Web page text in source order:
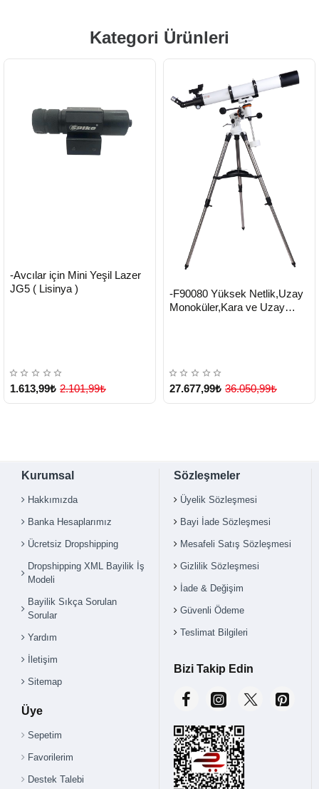
Kategori Ürünleri
TESLİMAT
-Avcılar için Mini Yeşil Lazer
JG5 ( Lisinya )
1.613,99₺ 2.101,99₺
TESLİMAT
-F90080 Yüksek Netlik,Uzay
Monoküler,Kara ve Uzay
27.677,99₺ 36.050,99₺
Kurumsal
Hakkımızda
Banka Hesaplarımız
Ücretsiz Dropshipping
Dropshipping XML Bayilik İş
Modeli
Bayilik Sıkça Sorulan
Sorular
Yardım
İletişim
Sitemap
Üye
Sepetim
Favorilerim
Destek Talebi
Sözleşmeler
Üyelik Sözleşmesi
Bayi İade Sözleşmesi
Mesafeli Satış Sözleşmesi
Gizlilik Sözleşmesi
İade & Değişim
Güvenli Ödeme
Teslimat Bilgileri
Bizi Takip Edin